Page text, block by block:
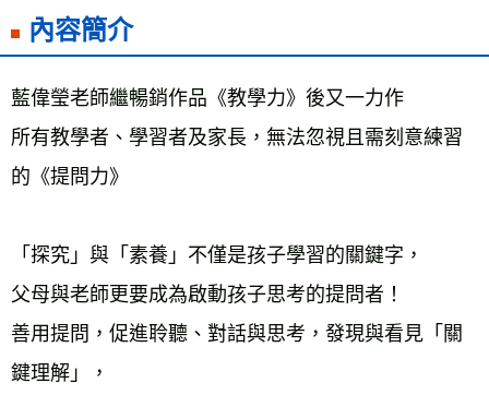
雜誌海外運費
內容簡介
藍偉瑩老師繼暢銷作品《教學力》後又一力作
所有教學者、學習者及家長，無法忽視且需刻意練習
的《提問力》
「探究」與「素養」不僅是孩子學習的關鍵字，
父母與老師更要成為啟動孩子思考的提問者！
善用提問，促進聆聽、對話與思考，發現與看見「關
鍵理解」，